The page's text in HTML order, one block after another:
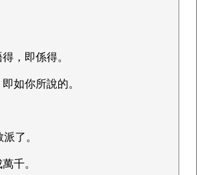
，即係得。
如你所說的。
了。
千。